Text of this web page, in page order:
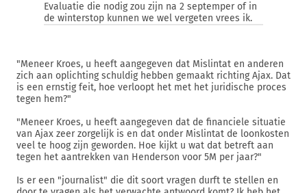
Evaluatie die nodig zou zijn na 2 septemper of in
de winterstop kunnen we wel vergeten vrees ik.
"Meneer Kroes, u heeft aangegeven dat Mislintat en anderen
zich aan oplichting schuldig hebben gemaakt richting Ajax. Dat
is een ernstig feit, hoe verloopt het met het juridische proces
tegen hem?"
"Meneer Kroes, u heeft aangegeven dat de financiele situatie
van Ajax zeer zorgelijk is en dat onder Mislintat de loonkosten
veel te hoog zijn geworden. Hoe kijkt u wat dat betreft aan
tegen het aantrekken van Henderson voor 5M per jaar?"
Is er een "journalist" die dit soort vragen durft te stellen en